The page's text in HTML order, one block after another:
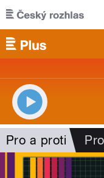
Přejít k hlavnímu
Pro a proti